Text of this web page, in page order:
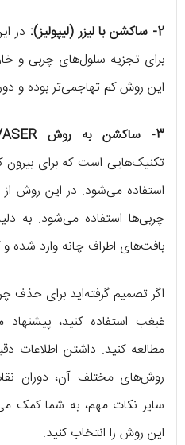
2- ساکشن با لیزر (لیپولیز): در
برای تجزیه سلول‌های چربی و
این روش کم تهاجمی‌تر بوده و
3- ساکشن به روش
تکنیک‌هایی است که برای بیرون
استفاده می‌شود. در این روش از
چربی‌ها استفاده می‌شود. به
بافت‌های اطراف چانه وارد شده
اگر تصمیم گرفته‌اید برای
غبغب استفاده کنید،
مطالعه کنید. داشتن اطلاعات
روش‌های مختلف آن، دوران
سایر نکات مهم، به شما کمک
این روش را انتخاب کنید.